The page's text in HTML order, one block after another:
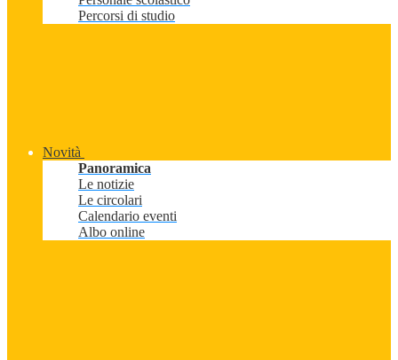
Percorsi di studio
Novità
Panoramica
Le notizie
Le circolari
Calendario eventi
Albo online